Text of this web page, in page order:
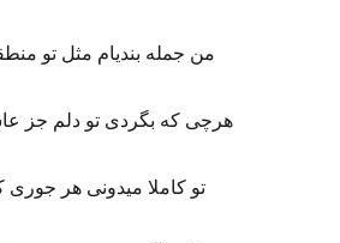
من جمله بندیام مثل تو
هرچی که بگردی تو دلم جز
تو کاملا میدونی هر جوری